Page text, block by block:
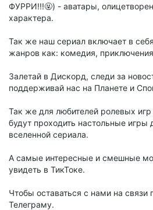
ФУРРИ!!!🤬) - аватары,
характера.
Так же наш сериал включает в
жанров как: комедия,
Залетай в Дискорд, следи за
поддерживай нас на Планете и
Так же для любителей ролевых
будут проходить настольные
вселенной сериала.
А самые интересные и смешные
увидеть в ТикТоке.
Чтобы оставаться с нами на связи
Телеграму.